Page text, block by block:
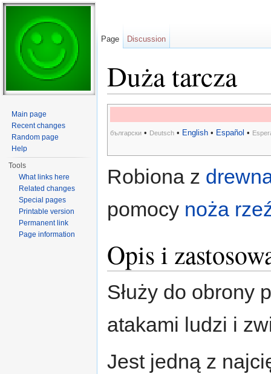
Duża tarcza
български • Deutsch • English • Español •
Robiona z
pomocy noża
Opis i
Służy do obrony
atakami ludzi i
Jest jedną z
Page Discussion
Main page
Recent changes
Random page
Help
Tools
What links here
Related changes
Special pages
Printable version
Permanent link
Page information